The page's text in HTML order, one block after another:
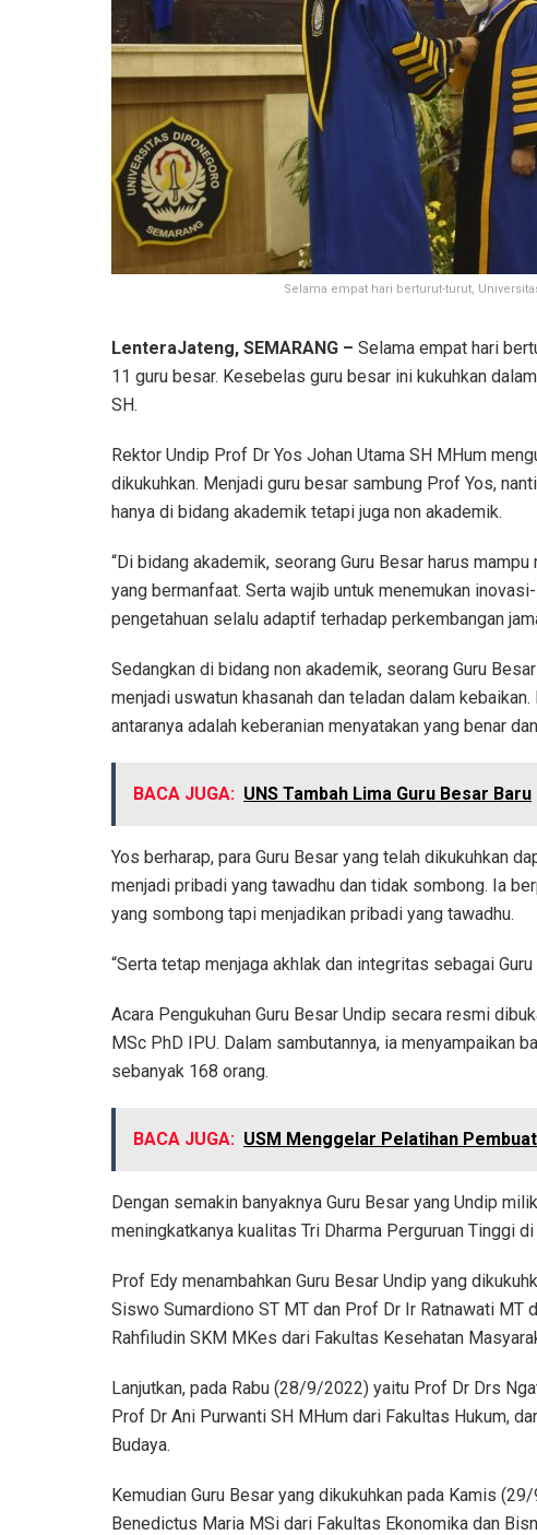
Selama empat hari berturut-turut,
LenteraJateng, SEMARANG – Selama empat hari
11 guru besar. Kesebelas guru besar ini kukuhkan
SH.
Rektor Undip Prof Dr Yos Johan Utama SH MHum
dikukuhkan. Menjadi guru besar sambung Prof Yos,
hanya di bidang akademik tetapi juga non akademik.
“Di bidang akademik, seorang Guru Besar harus
yang bermanfaat. Serta wajib untuk menemukan
pengetahuan selalu adaptif terhadap perkembangan
Sedangkan di bidang non akademik, seorang Guru
menjadi uswatun khasanah dan teladan dalam
antaranya adalah keberanian menyatakan yang benar
BACA JUGA: UNS Tambah Lima Guru Besar Baru
Yos berharap, para Guru Besar yang telah dikukuhkan
menjadi pribadi yang tawadhu dan tidak sombong. Ia
yang sombong tapi menjadikan pribadi yang tawadhu.
“Serta tetap menjaga akhlak dan integritas sebagai Guru
Acara Pengukuhan Guru Besar Undip secara resmi
MSc PhD IPU. Dalam sambutannya, ia menyampaikan
sebanyak 168 orang.
BACA JUGA: USM Menggelar Pelatihan
Dengan semakin banyaknya Guru Besar yang Undip
meningkatkanya kualitas Tri Dharma Perguruan Tinggi di
Prof Edy menambahkan Guru Besar Undip yang
Siswo Sumardiono ST MT dan Prof Dr Ir Ratnawati MT
Rahfiludin SKM MKes dari Fakultas Kesehatan
Lanjutkan, pada Rabu (28/9/2022) yaitu Prof Dr Drs
Prof Dr Ani Purwanti SH MHum dari Fakultas Hukum,
Budaya.
Kemudian Guru Besar yang dikukuhkan pada Kamis
Benedictus Maria MSi dari Fakultas Ekonomika dan